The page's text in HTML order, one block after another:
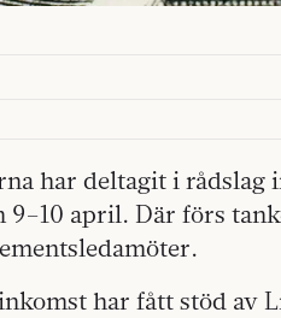
har deltagit i rådslag
april. Där förs
har fått stöd av